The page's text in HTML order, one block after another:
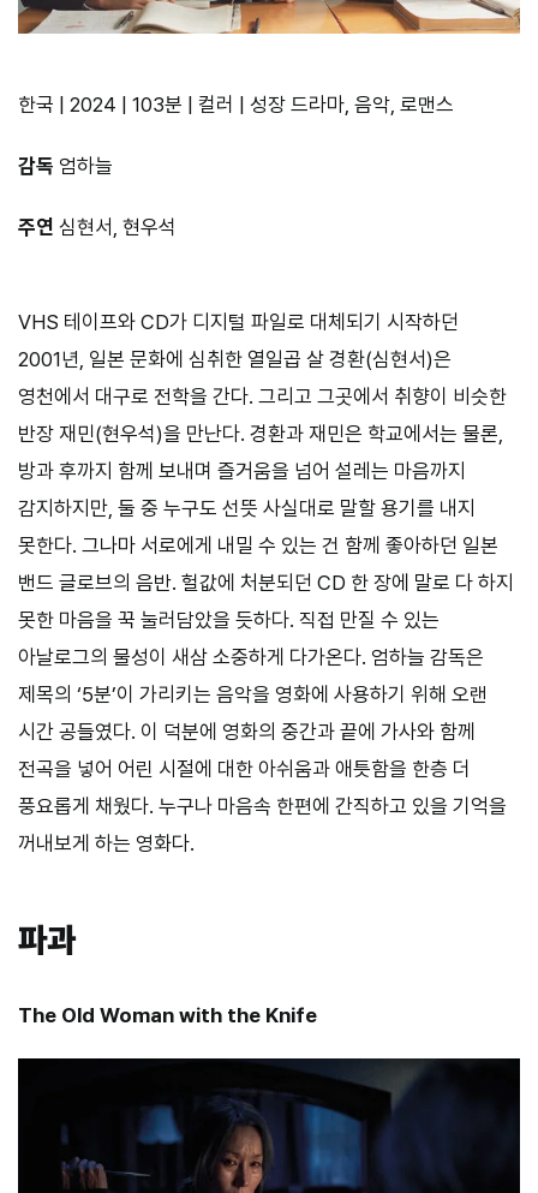
한국 | 2024 | 103분 | 컬러 | 성장 드라마, 음악, 로맨스
감독 엄하늘
주연 심현서, 현우석
VHS 테이프와 CD가 디지털 파일로 대체되기 시작하던
2001년, 일본 문화에 심취한 열일곱 살 경환(심현서)은
영천에서 대구로 전학을 간다. 그리고 그곳에서 취향이 비슷한
반장 재민(현우석)을 만난다. 경환과 재민은 학교에서는 물론,
방과 후까지 함께 보내며 즐거움을 넘어 설레는 마음까지
감지하지만, 둘 중 누구도 선뜻 사실대로 말할 용기를 내지
못한다. 그나마 서로에게 내밀 수 있는 건 함께 좋아하던 일본
밴드 글로브의 음반. 헐값에 처분되던 CD 한 장에 말로 다 하지
못한 마음을 꾹 눌러담았을 듯하다. 직접 만질 수 있는
아날로그의 물성이 새삼 소중하게 다가온다. 엄하늘 감독은
제목의 ‘5분’이 가리키는 음악을 영화에 사용하기 위해 오랜
시간 공들였다. 이 덕분에 영화의 중간과 끝에 가사와 함께
전곡을 넣어 어린 시절에 대한 아쉬움과 애틋함을 한층 더
풍요롭게 채웠다. 누구나 마음속 한편에 간직하고 있을 기억을
꺼내보게 하는 영화다.
파과
The Old Woman with the Knife